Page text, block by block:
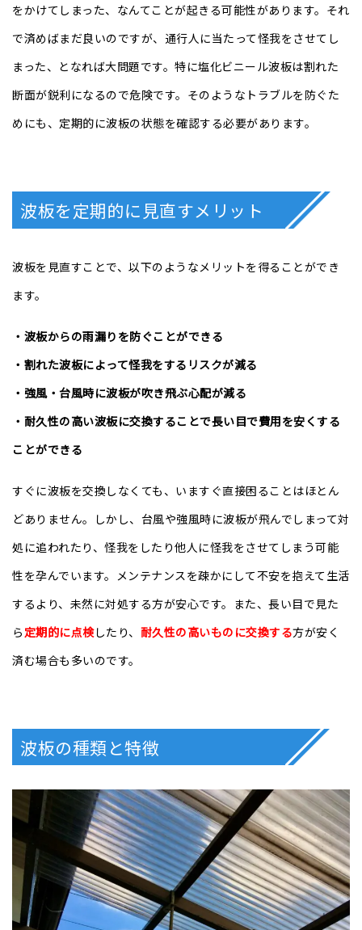
をかけてしまった、なんてことが起きる可能性があります。それ
で済めばまだ良いのですが、通行人に当たって怪我をさせてし
まった、となれば大問題です。特に塩化ビニール波板は割れた
断面が鋭利になるので危険です。そのようなトラブルを防ぐた
めにも、定期的に波板の状態を確認する必要があります。
波板を定期的に見直すメリット
波板を見直すことで、以下のようなメリットを得ることができ
ます。
・​​波板からの雨漏りを防ぐことができる
・割れた波板によって怪我をするリスクが減る
・強風・台風時に波板が吹き飛ぶ心配が減る
・耐久性の高い波板に交換することで長い目で費用を安くする
ことができる
すぐに波板を交換しなくても、いますぐ直接困ることはほとん
どありません。しかし、台風や強風時に波板が飛んでしまって対
処に追われたり、怪我をしたり他人に怪我をさせてしまう可能
性を孕んでいます。メンテナンスを疎かにして不安を抱えて生活
するより、未然に対処する方が安心です。また、長い目で見た
ら 定期的に点検したり、 耐久性の高いものに交換する方が安く
済む場合も多いのです。
波板の種類と特徴